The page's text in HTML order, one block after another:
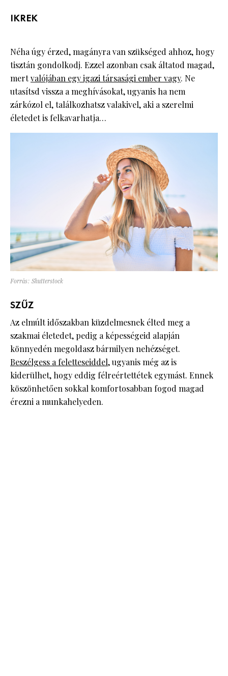
IKREK
Néha úgy érzed, magányra van szükséged ahhoz, hogy
tisztán gondolkodj. Ezzel azonban csak áltatod magad,
mertvalójában egy igazi társasági ember vagy. Ne
utasítsd vissza a meghívásokat, ugyanis ha nem
zárkózol el, találkozhatsz valakivel, aki a szerelmi
életedet is felkavarhatja…
Forrás: Shutterstock
SZŰZ
Az elmúlt időszakban küzdelmesnek élted meg a
szakmai életedet, pedig a képességeid alapján
könnyedén megoldasz bármilyen nehézséget.
Beszélgess a feletteseiddel, ugyanis még az is
kiderülhet, hogy eddig félreértettétek egymást. Ennek
köszönhetően sokkal komfortosabban fogod magad
érezni a munkahelyeden.